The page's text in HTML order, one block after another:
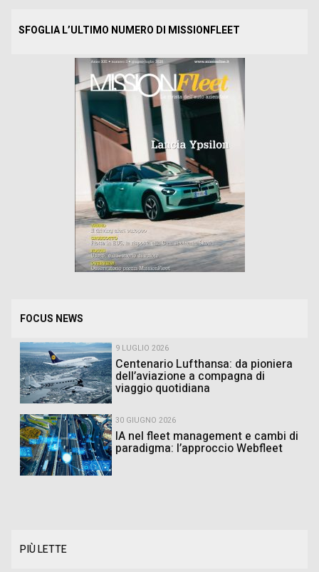
SFOGLIA L’ULTIMO NUMERO DI MISSIONFLEET
FOCUS NEWS
9 LUGLIO 2026
Centenario Lufthansa: da pioniera
dell’aviazione a compagna di
viaggio quotidiana
30 GIUGNO 2026
IA nel fleet management e cambi di
paradigma: l’approccio Webfleet
PIÙ LETTE